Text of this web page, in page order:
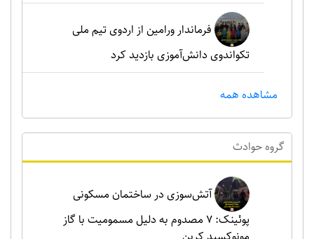
فرماندار ورامین از اردوی تیم ملی
تکواندوی دانش‌آموزی بازدید کرد
مشاهده همه
گروه حوادث
آتش‌سوزی در ساختمان مسکونی
پوئینک: 7 مصدوم به دلیل مسمومیت با گاز